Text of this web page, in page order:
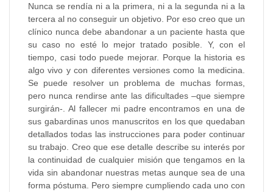
Nunca se rendía ni a la primera, ni a la segunda ni a la
tercera al no conseguir un objetivo. Por eso creo que un
clínico nunca debe abandonar a un paciente hasta que
su caso no esté lo mejor tratado posible. Y, con el
tiempo, casi todo puede mejorar. Porque la historia es
algo vivo y con diferentes versiones como la medicina.
Se puede resolver un problema de muchas formas,
pero nunca rendirse ante las dificultades –que siempre
surgirán-. Al fallecer mi padre encontramos en una de
sus gabardinas unos manuscritos en los que quedaban
detallados todas las instrucciones para poder continuar
su trabajo. Creo que ese detalle describe su interés por
la continuidad de cualquier misión que tengamos en la
vida sin abandonar nuestras metas aunque sea de una
forma póstuma. Pero siempre cumpliendo cada uno con